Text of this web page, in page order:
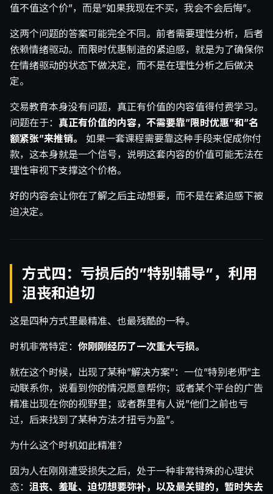
值不值这个价”，而是”如果我现在不买，我会不会后悔”。
这两个问题的答案可能完全不同。前者需要理性分析，后者
依赖情绪驱动。而限时优惠制造的紧迫感，就是为了确保你
在情绪驱动的状态下做决定，而不是在理性分析之后做决
定。
交易教育本身没有问题，真正有价值的内容值得付费学习。
问题在于： 真正有价值的内容，不需要靠”限时优惠”和”名
额紧张”来推销。
如果一套课程需要靠这种手段来促成你付
款，这本身就是一个信号，说明这套内容的价值可能无法在
理性审视下支撑这个价格。
好的内容会让你在了解之后主动想要，而不是在紧迫感下被
迫决定。
方式四：亏损后的”特别辅导”，利用
沮丧和迫切
这是四种方式里最精准、也最残酷的一种。
时机非常特定： 你刚刚经历了一次重大亏损。
就在这个时候，出现了某种”解决方案”：一位”特别老师”主
动联系你，说看到你的情况愿意帮你；或者某个平台的广告
精准出现在你的视野里；或者群里有人说”他们之前也亏
过，后来找到了某种方法才扭亏为盈”。
为什么这个时机如此精准？
因为人在刚刚遭受损失之后，处于一种非常特殊的心理状
态： 沮丧、羞耻、迫切想要弥补，以及最关键的，暂时失去